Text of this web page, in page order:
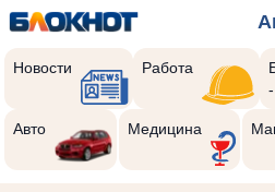
Новости Работа
Авто Медицина